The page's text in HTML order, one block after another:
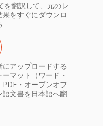
を翻訳して、元のレ
をすぐにダウンロ
アップロードする
マット（ワード・
・オープンオフ
語文書を日本語へ翻